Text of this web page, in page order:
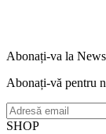
Abonați-va la
Abonați-vă pentru
SHOP